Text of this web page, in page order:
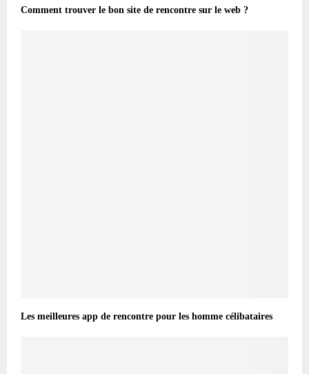
Comment trouver le bon site de rencontre sur le web ?
Les meilleures app de rencontre pour les homme célibataires